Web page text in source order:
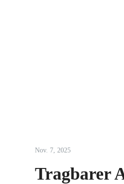
Nov. 7, 2025
Tragbarer